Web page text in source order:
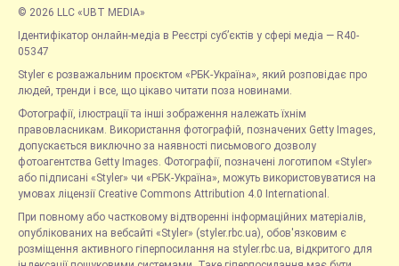
© 2026 LLC «UBT MEDIA»
Ідентифікатор онлайн-медіа в Реєстрі суб’єктів у сфері медіа — R40-
05347
Styler є розважальним проєктом «РБК-Україна», який розповідає про
людей, тренди і все, що цікаво читати поза новинами.
Фотографії, ілюстрації та інші зображення належать їхнім
правовласникам. Використання фотографій, позначених Getty Images,
допускається виключно за наявності письмового дозволу
фотоагентства Getty Images. Фотографії, позначені логотипом «Styler»
або підписані «Styler» чи «РБК-Україна», можуть використовуватися на
умовах ліцензії Creative Commons Attribution 4.0 International.
При повному або частковому відтворенні інформаційних матеріалів,
опублікованих на вебсайті «Styler» (styler.rbc.ua), обов'язковим є
розміщення активного гіперпосилання на styler.rbc.ua, відкритого для